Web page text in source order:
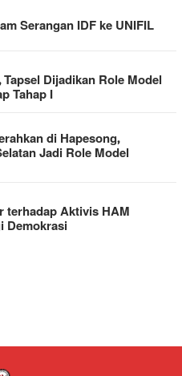
Serangan IDF ke UNIFIL
Dijadikan Role Model
Tahap I
di Hapesong,
Jadi Role Model
terhadap Aktivis HAM
Demokrasi